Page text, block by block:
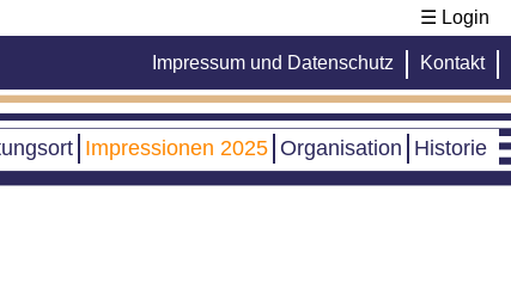
☰ Login
Impressum und Datenschutz Kontakt
Impressionen 2025 Organisation Historie